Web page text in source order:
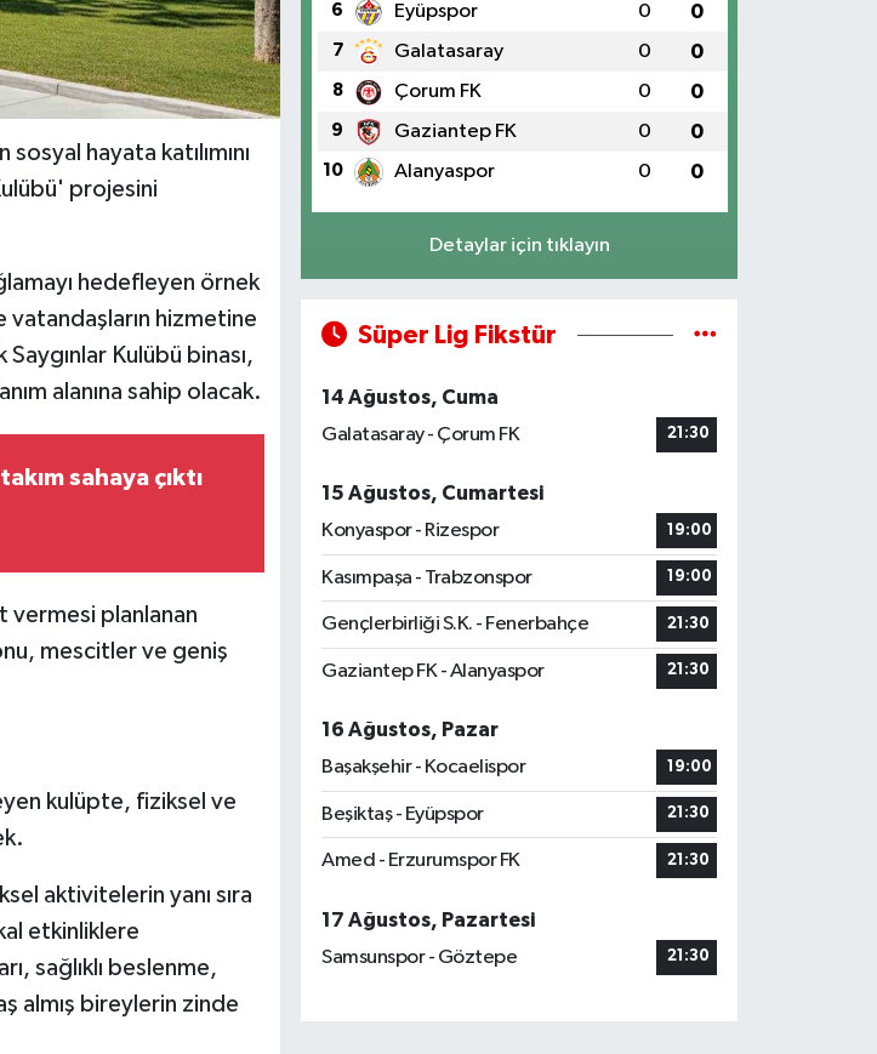
hayata katılımını
projesini
hedefleyen örnek
hizmetine
Kulübü binası,
alanına sahip olacak.
sahaya çıktı
vermesi planlanan
mescitler ve geniş
kulüpte, fiziksel ve
aktivitelerin yanı sıra
etkinliklere
sağlıklı beslenme,
almış bireylerin zinde
6 Eyüpspor 0 0
7 Galatasaray 0 0
8 Çorum FK 0 0
9 Gaziantep FK 0 0
10 Alanyaspor 0 0
Detaylar için tıklayın
Süper Lig Fikstür
14 Ağustos, Cuma
Galatasaray - Çorum FK
21:30
15 Ağustos, Cumartesi
Konyaspor - Rizespor
19:00
Kasımpaşa - Trabzonspor 19:00
Gençlerbirliği S.K. - Fenerbahçe 21:30
Gaziantep FK - Alanyaspor 21:30
16 Ağustos, Pazar
Başakşehir - Kocaelispor
19:00
Beşiktaş - Eyüpspor 21:30
Amed - Erzurumspor FK 21:30
17 Ağustos, Pazartesi
Samsunspor - Göztepe
21:30